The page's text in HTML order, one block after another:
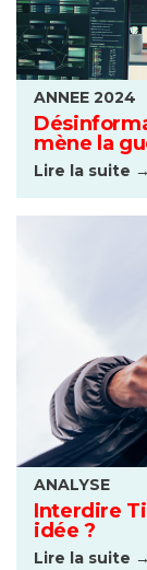
ANNEE 2024
mène la
Lire la suite →
ANALYSE
Interdire
idée ?
Lire la suite →